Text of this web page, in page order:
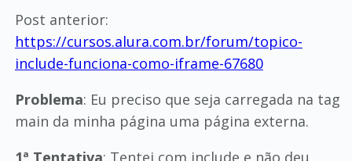
Post anterior:
https://cursos.alura.com.br/forum/topico-
include-funciona-como-iframe-67680
Problema: Eu preciso que seja carregada na tag
main da minha página uma página externa.
1ª Tentativa: Tentei com include e não deu